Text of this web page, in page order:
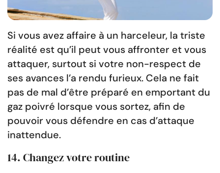
Si vous avez affaire à un harceleur, la triste
réalité est qu’il peut vous affronter et vous
attaquer, surtout si votre non-respect de
ses avances l’a rendu furieux. Cela ne fait
pas de mal d’être préparé en emportant du
gaz poivré lorsque vous sortez, afin de
pouvoir vous défendre en cas d’attaque
inattendue.
14. Changez votre routine